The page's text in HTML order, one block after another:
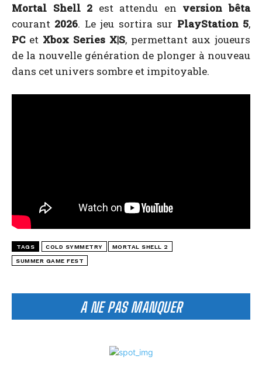
A NE PAS MANQUER
Mortal Shell 2 est attendu en version bêta
courant 2026. Le jeu sortira sur PlayStation 5,
PCet Xbox Series X|S, permettant aux joueurs
de la nouvelle génération de plonger à nouveau
dans cet univers sombre et impitoyable.
TAGS COLD SYMMETRY MORTAL SHELL 2
SUMMER GAME FEST